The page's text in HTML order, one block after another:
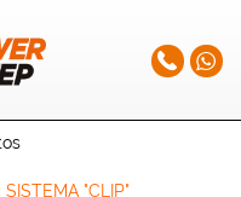
"CLIP"